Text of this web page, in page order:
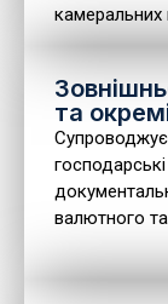
камеральних
та
валютного